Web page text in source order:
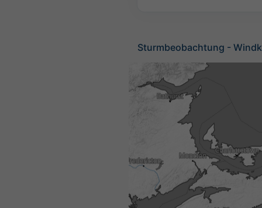
Sturmbeobachtung -